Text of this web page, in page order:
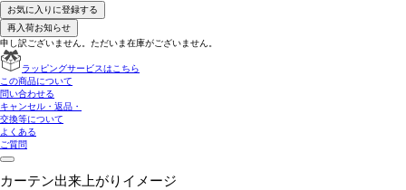
お気に入りに登録する
再入荷お知らせ
申し訳ございません。ただいま在庫がございません。
ラッピングサービスはこちら
この商品について
問い合わせる
キャンセル・返品・
交換等について
よくある
ご質問
カーテン出来上がりイメージ